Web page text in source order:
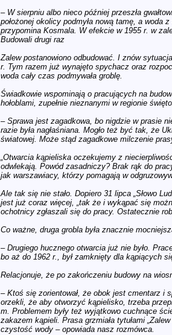
– W sierpniu albo nieco później przeszła
położonej okolicy podmyła nową tamę, a woda
przypomina Kosmala. W efekcie w 1955 r. w
Budowali drugi raz
Zalew postanowiono odbudować. I znów
r. Tym razem już wynajęto spychacz oraz
woda cały czas podmywała groblę.
Świadkowie wspominają o pracujących na
hołoblami, zupełnie nieznanymi w regionie
– Sprawa jest zagadkowa, bo nigdzie w prasie
razie była nagłaśniana. Mogło też być tak, że
światowej. Może stąd zagadkowe milczenie
„Otwarcia kąpieliska oczekujemy z
odwlekają. Powód zasadniczy? Brak rąk do
jak warszawiacy, którzy pomagają w
Ale tak się nie stało. Dopiero 31 lipca „Słowo
jest już coraz więcej, „tak że i wykąpać się
ochotnicy zgłaszali się do pracy. Ostatecznie
Co ważne, druga grobla była znacznie
– Drugiego hucznego otwarcia już nie było.
bo aż do 1962 r., był zamknięty dla kąpiących
Relacjonuje, że po zakończeniu budowy na
– Ktoś się zorientował, że obok jest cmentarz i
orzekli, że aby otworzyć kąpielisko, trzeba
m. Problemem były też wyjątkowo cuchnące
zakazem kąpieli. Prasa grzmiała tytułami
czystość wody – opowiada nasz rozmówca.